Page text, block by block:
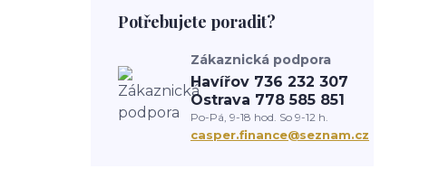
Potřebujete poradit?
Zákaznická podpora
Havířov 736 232 307
Ostrava 778 585 851
Po-Pá, 9-18 hod. So 9-12 h.
casper.finance@seznam.cz